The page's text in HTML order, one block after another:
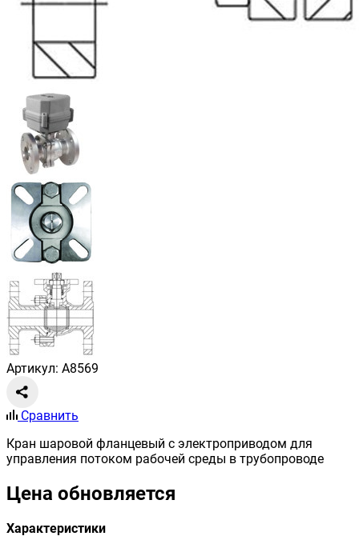
Артикул: A8569
Сравнить
Кран шаровой фланцевый с электроприводом для
управления потоком рабочей среды в трубопроводе
Цена обновляется
Характеристики